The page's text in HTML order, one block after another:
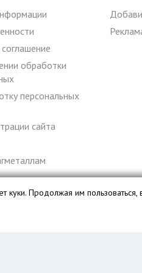
обработки
персональных
сайта
является
куки. Продолжая им